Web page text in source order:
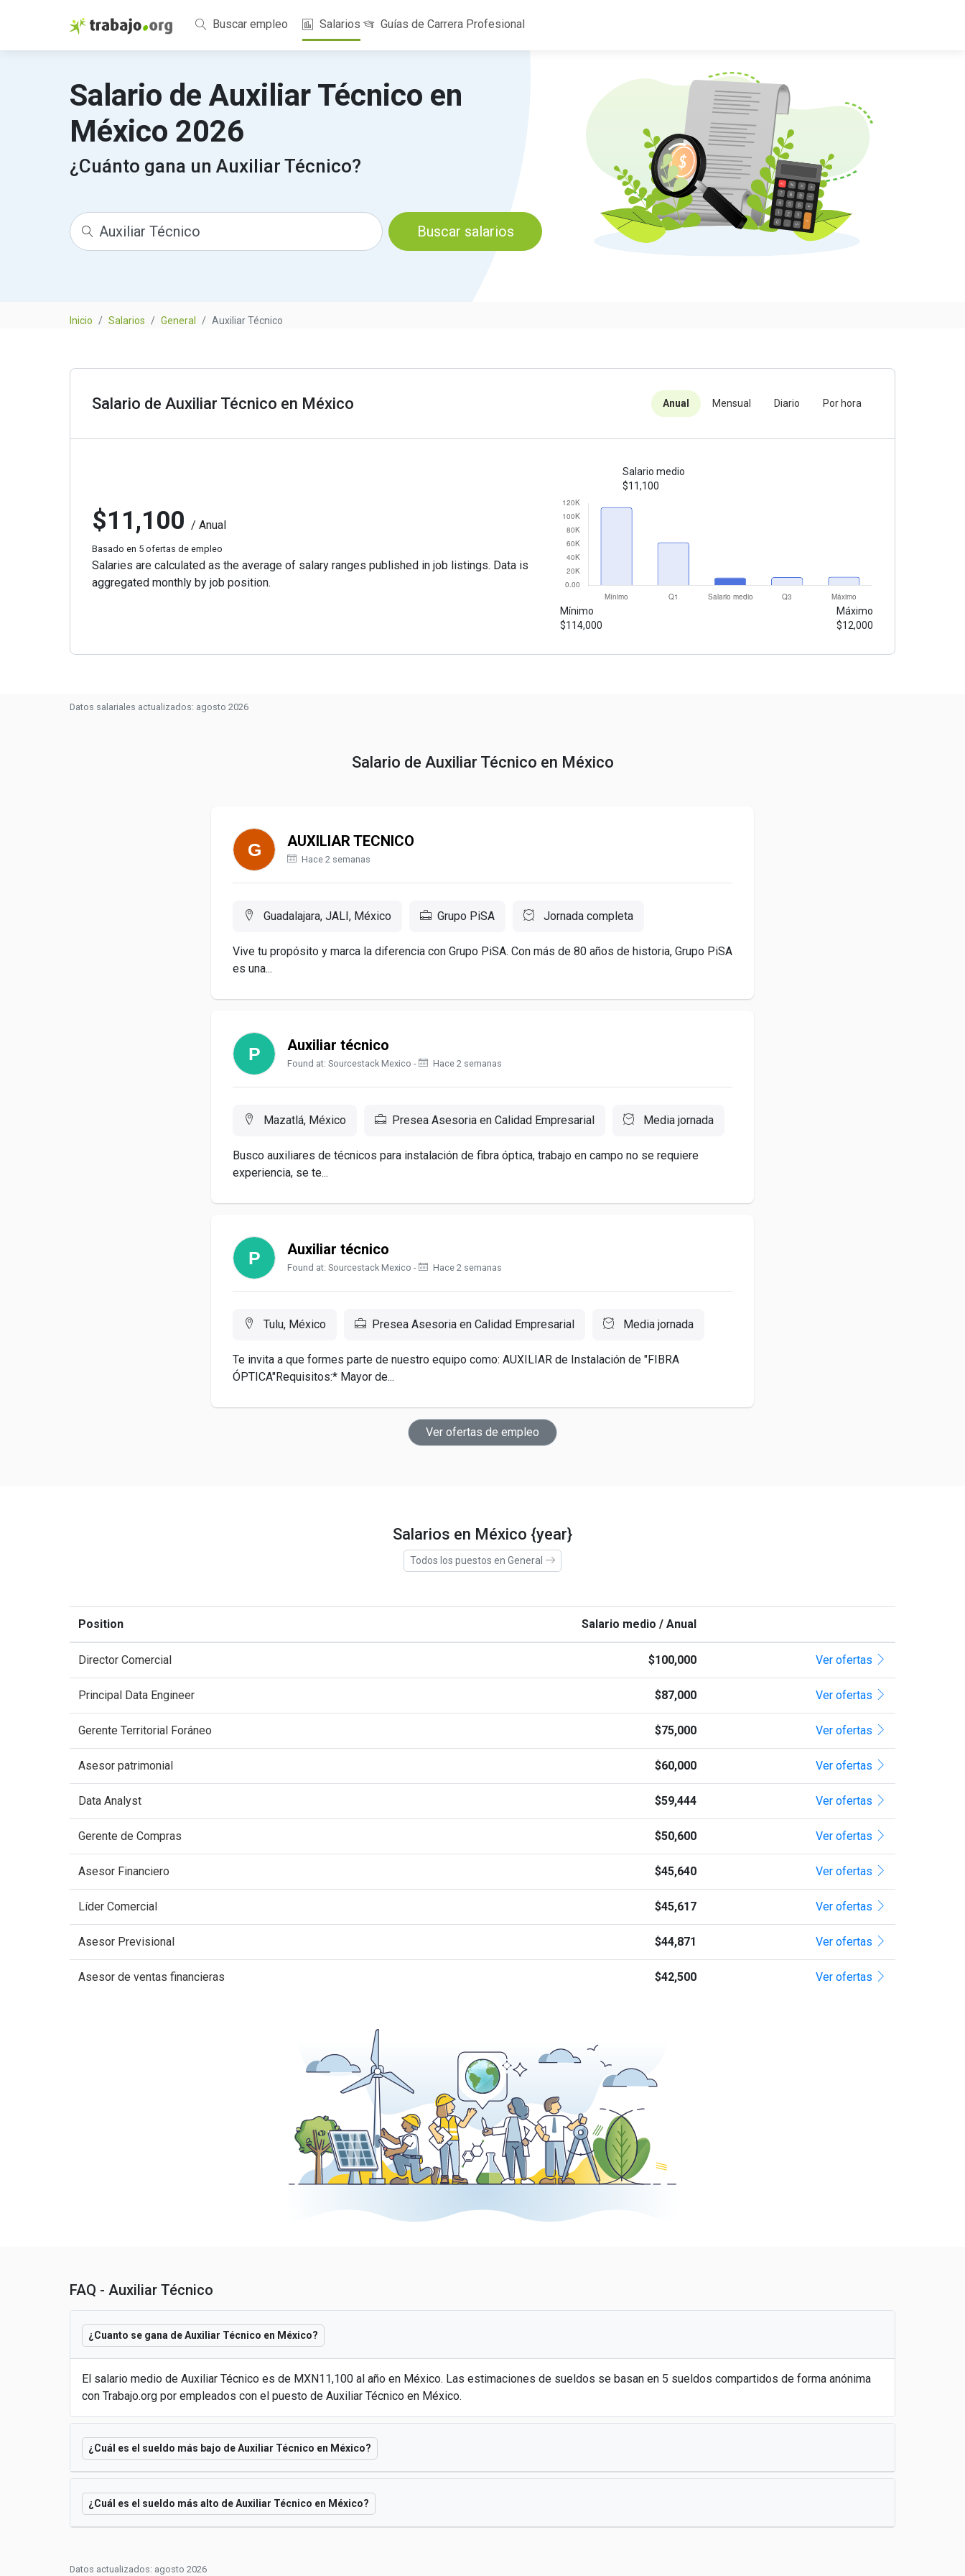
Buscar empleo Salarios Guías de Carrera Profesional
Salario de Auxiliar Técnico en
México 2026
¿Cuánto gana un Auxiliar Técnico?
Buscar salarios
Inicio Salarios General Auxiliar Técnico
Salario de Auxiliar Técnico en México Anual Mensual Diario Por hora
$11,100 / Anual
Basado en 5 ofertas de empleo
Salaries are calculated as the average of salary ranges published in job listings. Data is
aggregated monthly by job position.
Mínimo
$114,000
Salario medio
$11,100
Máximo
$12,000
Datos salariales actualizados: agosto 2026
Salario de Auxiliar Técnico en México
AUXILIAR TECNICO
Hace 2 semanas
Guadalajara, JALI, México Grupo PiSA Jornada completa
Vive tu propósito y marca la diferencia con Grupo PiSA. Con más de 80 años de historia, Grupo PiSA
es una...
Auxiliar técnico
Found at: Sourcestack Mexico - Hace 2 semanas
Mazatlá, México Presea Asesoria en Calidad Empresarial Media jornada
Busco auxiliares de técnicos para instalación de fibra óptica, trabajo en campo no se requiere
experiencia, se te...
Auxiliar técnico
Found at: Sourcestack Mexico - Hace 2 semanas
Tulu, México Presea Asesoria en Calidad Empresarial Media jornada
Te invita a que formes parte de nuestro equipo como: AUXILIAR de Instalación de "FIBRA
ÓPTICA"Requisitos:* Mayor de...
Ver ofertas de empleo
Salarios en México {year}
Todos los puestos en General
Position Salario medio / Anual
Director Comercial $100,000 Ver ofertas
Principal Data Engineer $87,000 Ver ofertas
Gerente Territorial Foráneo $75,000 Ver ofertas
Asesor patrimonial $60,000 Ver ofertas
Data Analyst $59,444 Ver ofertas
Gerente de Compras $50,600 Ver ofertas
Asesor Financiero $45,640 Ver ofertas
Líder Comercial $45,617 Ver ofertas
Asesor Previsional $44,871 Ver ofertas
Asesor de ventas financieras $42,500 Ver ofertas
FAQ - Auxiliar Técnico
¿Cuanto se gana de Auxiliar Técnico en México?
El salario medio de Auxiliar Técnico es de MXN11,100 al año en México. Las estimaciones de sueldos se basan en 5 sueldos compartidos de forma anónima
con Trabajo.org por empleados con el puesto de Auxiliar Técnico en México.
¿Cuál es el sueldo más bajo de Auxiliar Técnico en México?
¿Cuál es el sueldo más alto de Auxiliar Técnico en México?
Datos actualizados: agosto 2026